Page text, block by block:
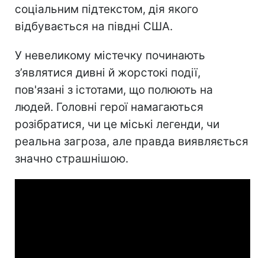
соціальним підтекстом, дія якого
відбувається на півдні США.
У невеликому містечку починають
з’являтися дивні й жорстокі події,
пов'язані з істотами, що полюють на
людей. Головні герої намагаються
розібратися, чи це міські легенди, чи
реальна загроза, але правда виявляється
значно страшнішою.